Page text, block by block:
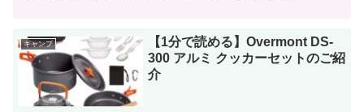
キャンプ
【1分で読める】Overmont DS-
300 アルミ クッカーセットのご紹
介